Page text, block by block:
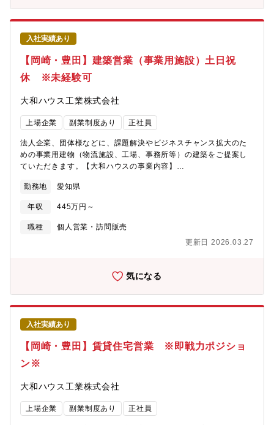
入社実績あり
【岡崎・豊田】建築営業（事業用施設）土日祝
休 ※未経験可
大和ハウス工業株式会社
上場企業 副業制度あり 正社員
法人企業、団体様などに、課題解決やビジネスチャンス拡大のた
めの事業用建物（物流施設、工場、事務所等）の建築をご提案し
ていただきます。【大和ハウスの事業内容】
ハウスの採用ページ】～大和ハウスについてや働く環境などの記
載があります～
https://www.daiwahouse.co.jp/recruit/index.html?
page=from_header～キャリア採用ページ～
https://www.daiwahouse.co.jp/recruit/freshers/index.html■働く
https://www.daiwahouse.co.jp/recruit/person/index.html
勤務地 愛知県
年収 445万円～
職種
個人営業・訪問販売
更新日 2026.03.27
気になる
入社実績あり
【岡崎・豊田】賃貸住宅営業 ※即戦力ポジショ
ン※
大和ハウス工業株式会社
上場企業 副業制度あり 正社員